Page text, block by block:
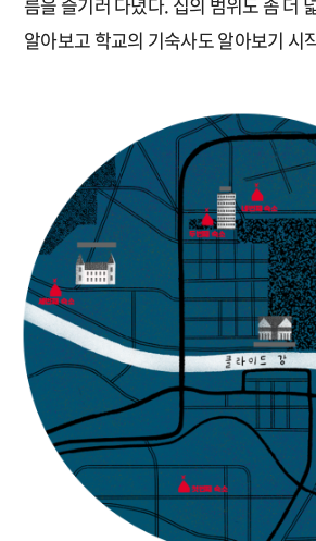
알아보고 학교의 기숙사도 알아보기 시